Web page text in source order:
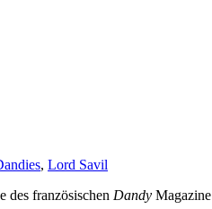
, Lord Savil
des französischen Dandy Magazine